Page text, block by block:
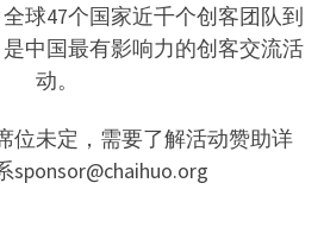
球47个国家近千个创客团队到
中国最有影响力的创客交流活
动。
位未定，需要了解活动赞助详
sponsor@chaihuo.org